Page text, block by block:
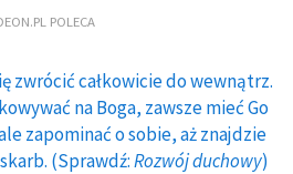
POLECA
zwrócić całkowicie do wewnątrz.
na Boga, zawsze mieć Go
zapominać o sobie, aż znajdzie
(Sprawdź:Rozwój duchowy)